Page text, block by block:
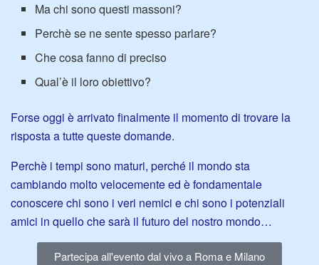
Ma chi sono questi massoni?
Perchè se ne sente spesso parlare?
Che cosa fanno di preciso
Qual’è il loro obiettivo?
Forse oggi è arrivato finalmente il momento di trovare la
risposta a tutte queste domande.
Perchè i tempi sono maturi, perché il mondo sta
cambiando molto velocemente ed è fondamentale
conoscere chi sono i veri nemici e chi sono i potenziali
amici in quello che sarà il futuro del nostro mondo…
Partecipa all'evento dal vivo a Roma e Milano